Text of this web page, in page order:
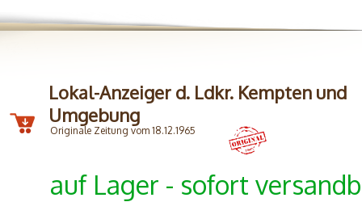
Lokal-Anzeiger d. Ldkr. Kempten und
Umgebung
Originale Zeitung vom 18.12.1965
auf Lager - sofort